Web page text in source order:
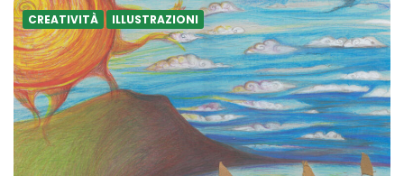
CREATIVITÀ ILLUSTRAZIONI